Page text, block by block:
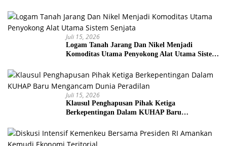
Juli 15, 2026
Logam Tanah Jarang Dan Nikel Menjadi
Komoditas Utama Penyokong Alat Utama Sistem
Juli 15, 2026
Klausul Penghapusan Pihak Ketiga
Berkepentingan Dalam KUHAP Baru